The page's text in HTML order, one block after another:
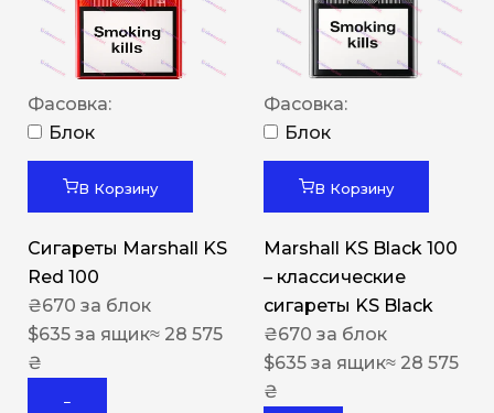
Фасовка:
Блок
В Корзину
Сигареты Marshall KS
Red 100
₴670 за блок
$635 за ящик≈ 28 575
₴
−
Фасовка:
Блок
В Корзину
Marshall KS Black 100
– классические
сигареты KS Black
₴670 за блок
$635 за ящик≈ 28 575
₴